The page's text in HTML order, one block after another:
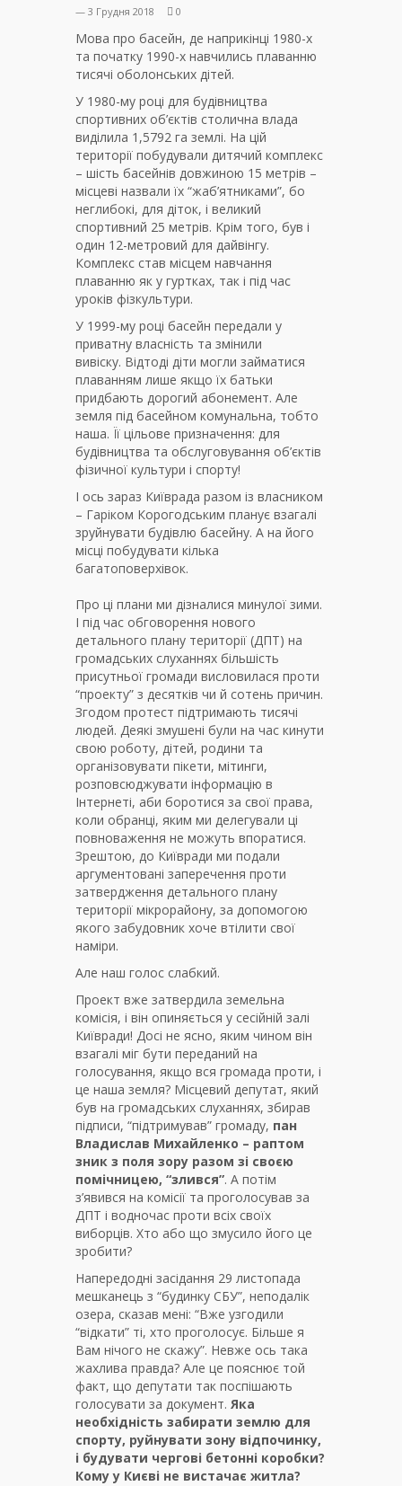
— 3 Грудня 2018 0
Мова про басейн, де наприкінці 1980-х
та початку 1990-х навчились плаванню
тисячі оболонських дітей.
У 1980-му році для будівництва
спортивних об’єктів столична влада
виділила 1,5792 га землі. На цій
території побудували дитячий комплекс
– шість басейнів довжиною 15 метрів –
місцеві назвали їх “жаб’ятниками”, бо
неглибокі, для діток, і великий
спортивний 25 метрів. Крім того, був і
один 12-метровий для дайвінгу.
Комплекс став місцем навчання
плаванню як у гуртках, так і під час
уроків фізкультури.
У 1999-му році басейн передали у
приватну власність та змінили
вивіску. Відтоді діти могли займатися
плаванням лише якщо їх батьки
придбають дорогий абонемент. Але
земля під басейном комунальна, тобто
наша. Її цільове призначення: для
будівництва та обслуговування об’єктів
фізичної культури і спорту!
І ось зараз Київрада разом із власником
– Гаріком Корогодським планує взагалі
зруйнувати будівлю басейну. А на його
місці побудувати кілька
багатоповерхівок.
Про ці плани ми дізналися минулої зими.
І під час обговорення нового
детального плану території (ДПТ) на
громадських слуханнях більшість
присутньої громади висловилася проти
“проекту” з десятків чи й сотень причин.
Згодом протест підтримають тисячі
людей. Деякі змушені були на час кинути
свою роботу, дітей, родини та
організовувати пікети, мітинги,
розповсюджувати інформацію в
Інтернеті, аби боротися за свої права,
коли обранці, яким ми делегували ці
повноваження не можуть впоратися.
Зрештою, до Київради ми подали
аргументовані заперечення проти
затвердження детального плану
території мікрорайону, за допомогою
якого забудовник хоче втілити свої
наміри.
Але наш голос слабкий.
Проект вже затвердила земельна
комісія, і він опиняється у сесійній залі
Київради! Досі не ясно, яким чином він
взагалі міг бути переданий на
голосування, якщо вся громада проти, і
це наша земля? Місцевий депутат, який
був на громадських слуханнях, збирав
підписи, “підтримував” громаду, пан
Владислав Михайленко – раптом
зник з поля зору разом зі своєю
помічницею, “злився”. А потім
з’явився на комісії та проголосував за
ДПТ і водночас проти всіх своїх
виборців. Хто або що змусило його це
зробити?
Напередодні засідання 29 листопада
мешканець з “будинку СБУ”, неподалік
озера, сказав мені: “Вже узгодили
“відкати” ті, хто проголосує. Більше я
Вам нічого не скажу”. Невже ось така
жахлива правда? Але це пояснює той
факт, що депутати так поспішають
голосувати за документ. Яка
необхідність забирати землю для
спорту, руйнувати зону відпочинку,
і будувати чергові бетонні коробки?
Кому у Києві не вистачає житла?